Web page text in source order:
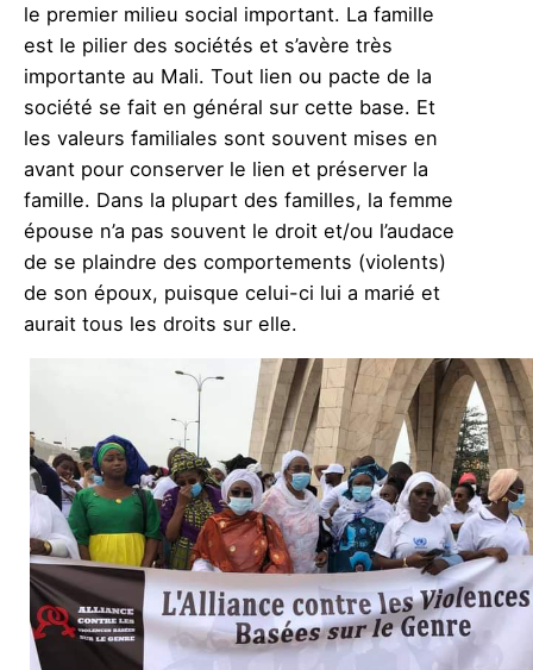
le premier milieu social important. La famille
est le pilier des sociétés et s’avère très
importante au Mali. Tout lien ou pacte de la
société se fait en général sur cette base. Et
les valeurs familiales sont souvent mises en
avant pour conserver le lien et préserver la
famille. Dans la plupart des familles, la femme
épouse n’a pas souvent le droit et/ou l’audace
de se plaindre des comportements (violents)
de son époux, puisque celui-ci lui a marié et
aurait tous les droits sur elle.